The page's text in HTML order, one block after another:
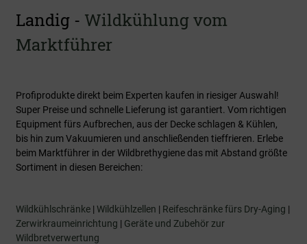
Landig - Wildkühlung vom
Marktführer
Profiprodukte direkt beim Experten kaufen in riesiger Auswahl!
Super Preise und schnelle Lieferung ist garantiert. Vom richtigen
Equipment fürs Aufbrechen, aus der Decke schlagen & Kühlen,
bis hin zum Vakuumieren und anschließenden tieffrieren. Erlebe
beim Marktführer in der Wildbrethygiene das mit Abstand größte
Sortiment in diesen Bereichen:
Wildkühlschränke | Wildkühlzellen | Reifeschränke fürs Dry-Aging |
Zerwirkraumeinrichtung | Geräte und Zubehör zur
Wildbretverwertung